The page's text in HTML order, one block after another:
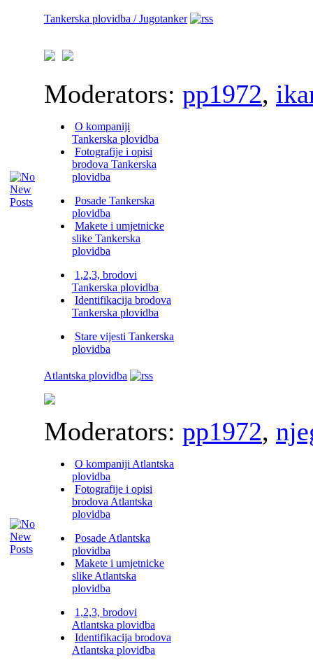
Tankerska plovidba / Jugotanker
Moderators: pp1972,
O kompaniji
Tankerska plovidba
Fotografije i opisi
brodova Tankerska
plovidba
Posade Tankerska
plovidba
Makete i umjetnicke
slike Tankerska
plovidba
1,2,3, brodovi
Tankerska plovidba
Identifikacija brodova
Tankerska plovidba
Stare vijesti Tankerska
plovidba
Atlantska plovidba
Moderators: pp1972,
O kompaniji Atlantska
plovidba
Fotografije i opisi
brodova Atlantska
plovidba
Posade Atlantska
plovidba
Makete i umjetnicke
slike Atlantska
plovidba
1,2,3, brodovi
Atlantska plovidba
Identifikacija brodova
Atlantska plovidba